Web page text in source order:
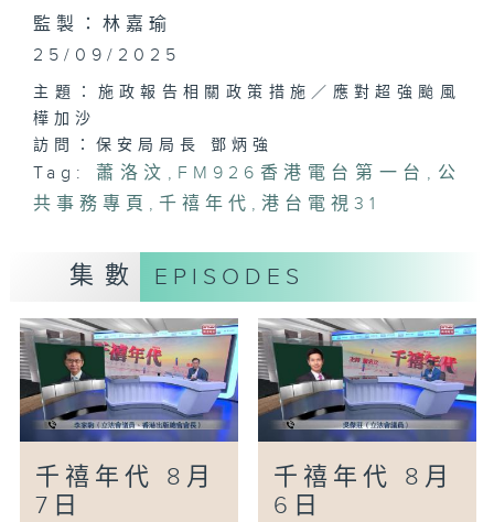
監製：林嘉瑜
25/09/2025
主題：施政報告相關政策措施／應對超強颱風
樺加沙
訪問：保安局局長 鄧炳強
Tag: 蕭洛汶 , FM926香港電台第一台 , 公
共事務專頁 ,千禧年代 ,港台電視31
集數 EPISODES
千禧年代 8月
7日
千禧年代 8月
6日